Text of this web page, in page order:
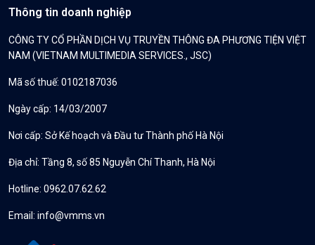
Thông tin doanh nghiệp
CÔNG TY CỔ PHẦN DỊCH VỤ TRUYỀN THÔNG ĐA PHƯƠNG TIỆN VIỆT
NAM (VIETNAM MULTIMEDIA SERVICES., JSC)
Mã số thuế: 0102187036
Ngày cấp: 14/03/2007
Nơi cấp: Sở Kế hoạch và Đầu tư Thành phố Hà Nội
Địa chỉ: Tầng 8, số 85 Nguyễn Chí Thanh, Hà Nội
Hotline: 0962.07.62.62
Email: info@vmms.vn